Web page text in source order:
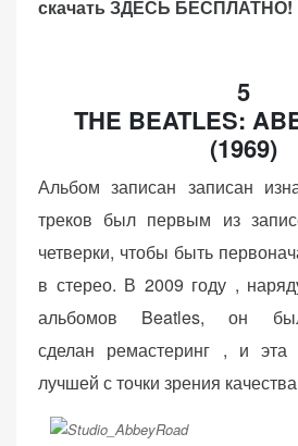
скачать ЗДЕСЬ БЕСПЛАТНО!
5
THE BEATLES:
(1969)
Альбом записан записан
треков был первым из
четверки, чтобы быть
в стерео. В 2009 году ,
альбомов Beatles, он
сделан ремастеринг , и эта
лучшей с точки зрения